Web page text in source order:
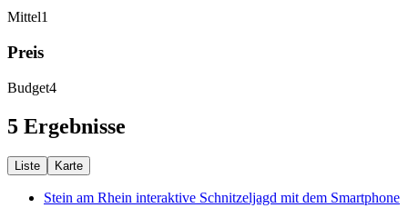
Mittel1
Preis
Budget4
5 Ergebnisse
Liste Karte
Stein am Rhein interaktive Schnitzeljagd mit dem Smartphone